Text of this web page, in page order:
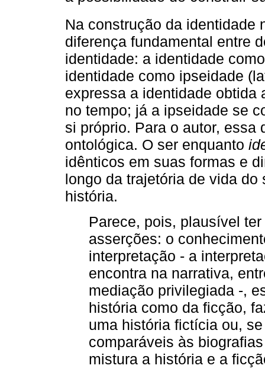
Na construção da identidade
diferença fundamental entre
identidade: a identidade
identidade como ipseidade
expressa a identidade obtida
no tempo; já a ipseidade se
si próprio. Para o autor, essa
ontológica. O ser enquanto
idênticos em suas formas e
longo da trajetória de vida
história.
Parece, pois, plausível
asserções: o
interpretação - a
encontra na narrativa,
mediação privilegiada -,
história como da ficção,
uma história fictícia ou,
comparáveis às
mistura a história e a